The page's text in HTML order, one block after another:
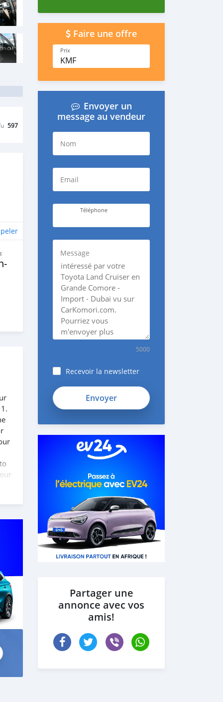
597
Faire une offre
Prix
KMF
Envoyer un
message au vendeur
Nom
Email
Téléphone
Message
5000
Recevoir la newsletter
Partager une
annonce avec vos
amis!